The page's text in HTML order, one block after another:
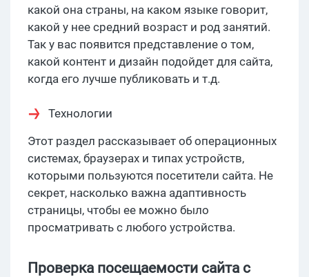
какой она страны, на каком языке говорит,
какой у нее средний возраст и род занятий.
Так у вас появится представление о том,
какой контент и дизайн подойдет для сайта,
когда его лучше публиковать и т.д.
Технологии
Этот раздел рассказывает об операционных
системах, браузерах и типах устройств,
которыми пользуются посетители сайта. Не
секрет, насколько важна адаптивность
страницы, чтобы ее можно было
просматривать с любого устройства.
Проверка посещаемости сайта с